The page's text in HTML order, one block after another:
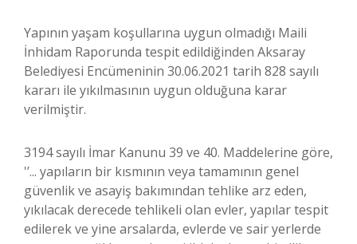
Yapının yaşam koşullarına uygun olmadığı Maili
İnhidam Raporunda tespit edildiğinden Aksaray
Belediyesi Encümeninin 30.06.2021 tarih 828 sayılı
kararı ile yıkılmasının uygun olduğuna karar
verilmiştir.
3194 sayılı İmar Kanunu 39 ve 40. Maddelerine göre,
'’... yapıların bir kısmının veya tamamının genel
güvenlik ve asayiş bakımından tehlike arz eden,
yıkılacak derecede tehlikeli olan evler, yapılar tespit
edilerek ve yine arsalarda, evlerde ve sair yerlerde